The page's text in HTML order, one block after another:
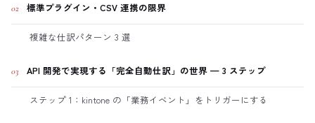
02 標準プラグイン・CSV 連携の限界
複雑な仕訳パターン 3 選
03 API 開発で実現する「完全自動仕訳」の世界 — 3 ステップ
ステップ 1：kintone の「業務イベント」をトリガーにする